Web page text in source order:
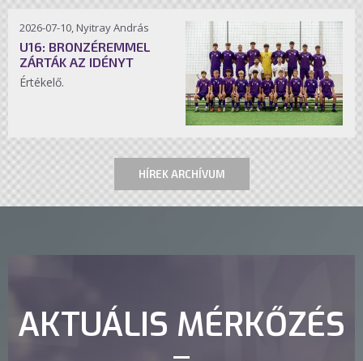
2026-07-10, Nyitray András
U16: BRONZÉREMMEL
ZÁRTÁK AZ IDÉNYT
Értékelő.
HÍREK ARCHÍVUM
AKTUÁLIS MÉRKŐZÉS